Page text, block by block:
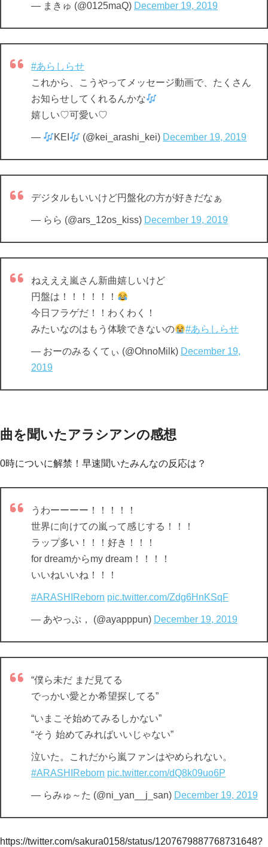
— まきゅ (@0125maQ) December 19, 2019
#あらしらせ
これから、こうやってメッセージ動画で、たくさん
お知らせしてくれるんかな
嬉しい♡可愛い♡
— KEI (@kei_arashi_kei) December 19, 2019
デジタルもいいけど円盤化の方が好きだなぁ
— らら (@ars_12os_kiss) December 19, 2019
ねえええ嵐さん新曲嬉しいけど
円盤は！！！！！！
今日フラゲだ！！わくわく！
みたいなのはもう体験できないの
#あらしらせ
— おーのみるくてぃ (@OhnoMilk) December 19,
2019
曲を聞いたアラシアンの感想
0時についに解禁！早速聞いたみんなの反応は？
うわーーーー！！！！！
世界に向けての嵐って感じする！！！
ラップ多い！！！好き！！！
for dreamからmy dream！！！！
いいねいいね！！！
#ARASHIReborn pic.twitter.com/Zdg6HnKSqF
— あやっぷ， (@ayapppun) December 19, 2019
“僕ら未だ まだ見てる
でっかい愛とか希望探してる”
“いまこそ始めてみるしかない”
“そう 始めてみればいいじゃない”
泣いた。これだから嵐ファンはやめられない。
#ARASHIReborn pic.twitter.com/dQ8k09uo6P
— らみゅ～た (@ni_yan__j_san) December 19, 2019
https://twitter.com/sakura0158/status/1207679887768731648?